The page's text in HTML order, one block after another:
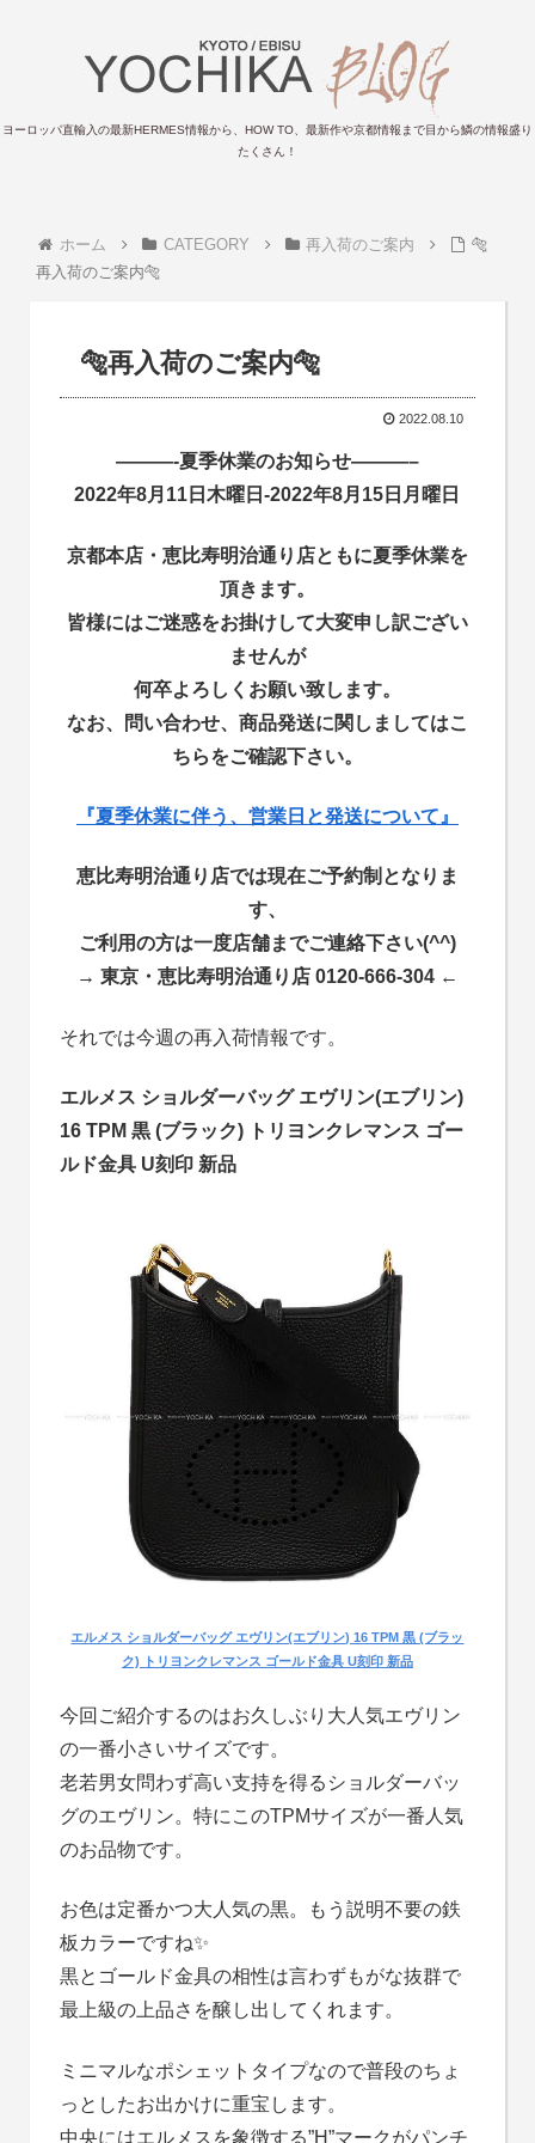
ヨーロッパ直輸入の最新HERMES情報から、HOW TO、最新作や京都情報まで目から鱗の情報盛り
たくさん！
ホーム CATEGORY 再入荷のご案内
🐅
再入荷のご案内🐅
🐅再入荷のご案内🐅
2022.08.10
———-夏季休業のお知らせ———–
2022年8月11日木曜日-2022年8月15日月曜日
京都本店・恵比寿明治通り店ともに夏季休業を
頂きます。
皆様にはご迷惑をお掛けして大変申し訳ござい
ませんが
何卒よろしくお願い致します。
なお、問い合わせ、商品発送に関しましてはこ
ちらをご確認下さい。
『夏季休業に伴う、営業日と発送について』
恵比寿明治通り店では現在ご予約制となりま
す、
ご利用の方は一度店舗までご連絡下さい(^^)
→ 東京・恵比寿明治通り店 0120-666-304 ←
それでは今週の再入荷情報です。
エルメス ショルダーバッグ エヴリン(エブリン)
16 TPM 黒 (ブラック) トリヨンクレマンス ゴー
ルド金具 U刻印 新品
エルメス ショルダーバッグ エヴリン(エブリン) 16 TPM 黒 (ブラッ
ク) トリヨンクレマンス ゴールド金具 U刻印 新品
今回ご紹介するのはお久しぶり大人気エヴリン
の一番小さいサイズです。
老若男女問わず高い支持を得るショルダーバッ
グのエヴリン。特にこのTPMサイズが一番人気
のお品物です。
お色は定番かつ大人気の黒。もう説明不要の鉄
板カラーですね✨
黒とゴールド金具の相性は言わずもがな抜群で
最上級の上品さを醸し出してくれます。
ミニマルなポシェットタイプなので普段のちょ
っとしたお出かけに重宝します。
中央にはエルメスを象徴する”H”マークがパンチ